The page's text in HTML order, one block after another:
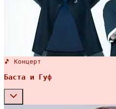
🎵 Концерт
Баста и Гуф